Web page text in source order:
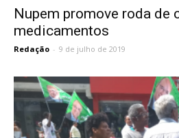
Nupem promove roda de
medicamentos
Redação - 9 de julho de 2019